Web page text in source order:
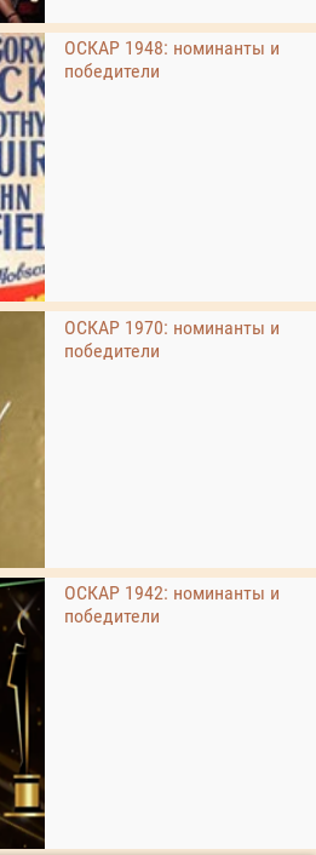
ОСКАР 1948: номинанты и
победители
ОСКАР 1970: номинанты и
победители
ОСКАР 1942: номинанты и
победители